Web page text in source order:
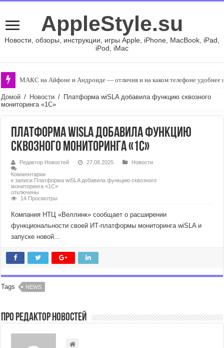
AppleStyle.su
Новости, обзоры, инструкции, игры Apple, iPhone, MacBook, iPad,
iPod, iMac
МАКС на Айфоне и Андроиде — отличия и на каком телефоне удобнее
Домой / Новости / Платформа wiSLA добавила функцию сквозного
мониторинга «1С»
Платформа wiSLA добавила функцию
сквозного мониторинга «1С»
Редактор Новостей 27.08.2025
Новости
Комментарии
к записи Платформа wiSLA добавила функцию сквозного
мониторинга «1С»
отключены
14 Просмотры
Компания НТЦ «Веллинк» сообщает о расширении
функциональности своей ИТ-платформы мониторинга wiSLA и
запуске новой...
Tags NEWS
Про Редактор Новостей